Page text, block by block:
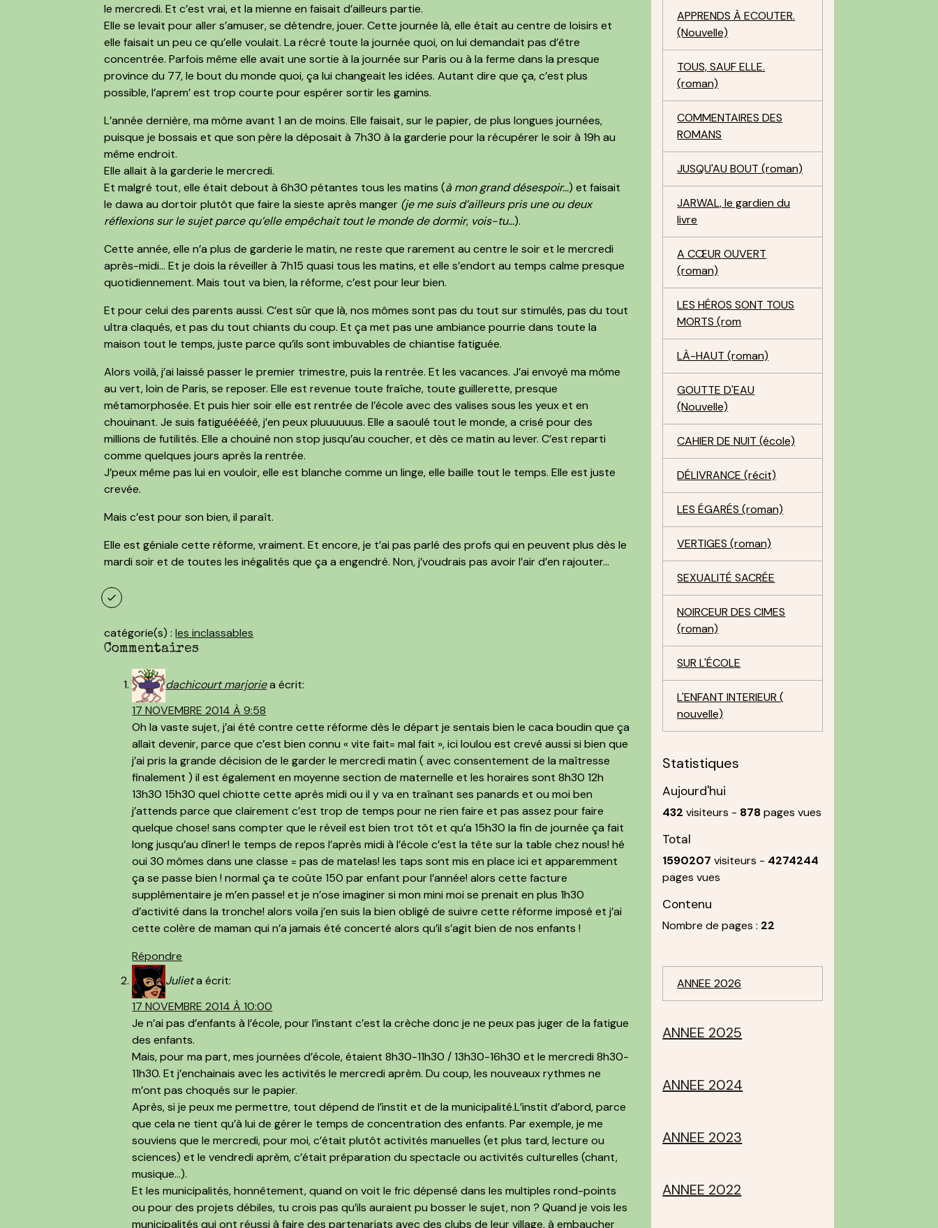
le mercredi. Et c’est vrai, et la mienne en faisait d’ailleurs partie.
Elle se levait pour aller s’amuser, se détendre, jouer. Cette journée là, elle était au centre de loisirs et
elle faisait un peu ce qu’elle voulait. La récré toute la journée quoi, on lui demandait pas d’être
concentrée. Parfois même elle avait une sortie à la journée sur Paris ou à la ferme dans la presque
province du 77, le bout du monde quoi, ça lui changeait les idées. Autant dire que ça, c’est plus
possible, l’aprem’ est trop courte pour espérer sortir les gamins.
L’année dernière, ma môme avant 1 an de moins. Elle faisait, sur le papier, de plus longues journées,
puisque je bossais et que son père la déposait à 7h30 à la garderie pour la récupérer le soir à 19h au
même endroit.
Elle allait à la garderie le mercredi.
Et malgré tout, elle était debout à 6h30 pétantes tous les matins (à mon grand désespoir…) et faisait
le dawa au dortoir plutôt que faire la sieste après manger (je me suis d’ailleurs pris une ou deux
réflexions sur le sujet parce qu’elle empêchait tout le monde de dormir, vois-tu…).
Cette année, elle n’a plus de garderie le matin, ne reste que rarement au centre le soir et le mercredi
après-midi… Et je dois la réveiller à 7h15 quasi tous les matins, et elle s’endort au temps calme presque
quotidiennement. Mais tout va bien,la réforme, c’est pour leur bien.
Et pour celui des parents aussi. C’est sûr que là, nos mômes sont pas du tout sur stimulés, pas du tout
ultra claqués, et pas du tout chiants du coup. Et ça met pas une ambiance pourrie dans toute la
maison tout le temps, juste parce qu’ils sont imbuvables de chiantise fatiguée.
Alors voilà, j’ai laissé passer le premier trimestre, puis la rentrée. Et les vacances. J’ai envoyé ma môme
au vert, loin de Paris, se reposer. Elle est revenue toute fraîche, toute guillerette, presque
métamorphosée. Et puis hier soir elle est rentrée de l’école avec des valises sous les yeux et en
chouinant.Je suis fatiguééééé, j’en peux pluuuuuus. Elle a saoulé tout le monde, a crisé pour des
millions de futilités. Elle a chouiné non stop jusqu’au coucher, et dès ce matin au lever. C’est reparti
comme quelques jours après la rentrée.
J’peux même pas lui en vouloir, elle est blanche comme un linge, elle baille tout le temps. Elle est juste
crevée.
Mais c’est pour son bien, il paraît.
Elle est géniale cette réforme, vraiment. Et encore, je t’ai pas parlédes profs qui en peuvent plus dès le
mardi soiret de toutes les inégalités que ça a engendré. Non, j’voudrais pas avoir l’air d’en rajouter…
catégorie(s) :les inclassables
Commentaires
dachicourt marjoriea écrit:
17 NOVEMBRE 2014 À 9:58
Oh la vaste sujet, j’ai été contre cette réforme dès le départ je sentais bien le caca boudin que ça
allait devenir, parce que c’est bien connu « vite fait= mal fait », ici loulou est crevé aussi si bien que
j’ai pris la grande décision de le garder le mercredi matin ( avec consentement de la maîtresse
finalement ) il est également en moyenne section de maternelle et les horaires sont 8h30 12h
13h30 15h30 quel chiotte cette après midi ou il y va en traînant ses panards et ou moi ben
j’attends parce que clairement c’est trop de temps pour ne rien faire et pas assez pour faire
quelque chose! sans compter que le réveil est bien trot tôt et qu’a 15h30 la fin de journée ça fait
long jusqu’au dîner! le temps de repos l’après midi à l’école c’est la tête sur la table chez nous! hé
oui 30 mômes dans une classe = pas de matelas! les taps sont mis en place ici et apparemment
ça se passe bien ! normal ça te coûte 150 par enfant pour l’année! alors cette facture
supplémentaire je m’en passe! et je n’ose imaginer si mon mini moi se prenait en plus 1h30
d’activité dans la tronche! alors voila j’en suis la bien obligé de suivre cette réforme imposé et j’ai
cette colère de maman qui n’a jamais été concerté alors qu’il s’agit bien de nos enfants !
Répondre
Julieta écrit:
17 NOVEMBRE 2014 À 10:00
Je n’ai pas d’enfants à l’école, pour l’instant c’est la crèche donc je ne peux pas juger de la fatigue
des enfants.
Mais, pour ma part, mes journées d’école, étaient 8h30-11h30 / 13h30-16h30 et le mercredi 8h30-
11h30. Et j’enchainais avec les activités le mercredi aprèm. Du coup, les nouveaux rythmes ne
m’ont pas choqués sur le papier.
Après, si je peux me permettre, tout dépend de l’instit et de la municipalité.L’instit d’abord, parce
que cela ne tient qu’à lui de gérer le temps de concentration des enfants. Par exemple, je me
souviens que le mercredi, pour moi, c’était plutôt activités manuelles (et plus tard, lecture ou
sciences) et le vendredi aprèm, c’était préparation du spectacle ou activités culturelles (chant,
musique…).
Et les municipalités, honnêtement, quand on voit le fric dépensé dans les multiples rond-points
ou pour des projets débiles, tu crois pas qu’ils auraient pu bosser le sujet, non ? Quand je vois les
municipalités qui ont réussi à faire des partenariats avec des clubs de leur village, à embaucher
APPRENDS À ECOUTER.
(Nouvelle)
TOUS, SAUF ELLE.
(roman)
COMMENTAIRES DES
ROMANS
JUSQU'AU BOUT (roman)
JARWAL, le gardien du
livre
A CŒUR OUVERT
(roman)
LES HÉROS SONT TOUS
MORTS (rom
LÀ-HAUT (roman)
GOUTTE D'EAU
(Nouvelle)
CAHIER DE NUIT (école)
DÉLIVRANCE (récit)
LES ÉGARÉS (roman)
VERTIGES (roman)
SEXUALITÉ SACRÉE
NOIRCEUR DES CIMES
(roman)
SUR L'ÉCOLE
L'ENFANT INTERIEUR (
nouvelle)
Statistiques
Aujourd'hui
432 visiteurs - 878pages vues
Total
1590207 visiteurs - 4274244
pages vues
Contenu
Nombre de pages : 22
ANNEE 2026
ANNEE 2025
ANNEE 2024
ANNEE 2023
ANNEE 2022